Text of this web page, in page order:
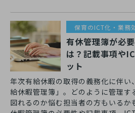
保育のICT化・業務
有休管理簿が必
は？記載事項や
ット
年次有給休暇の取得の義務化に伴い
給休暇管理簿」。どのように管理す
図れるのか悩む担当者の方もいるか